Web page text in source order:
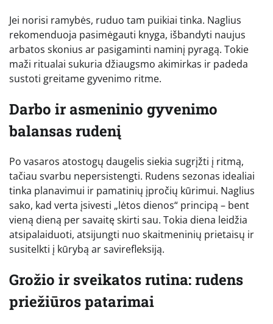
Jei norisi ramybės, ruduo tam puikiai tinka. Naglius
rekomenduoja pasimėgauti knyga, išbandyti naujus
arbatos skonius ar pasigaminti naminį pyragą. Tokie
maži ritualai sukuria džiaugsmo akimirkas ir padeda
sustoti greitame gyvenimo ritme.
Darbo ir asmeninio gyvenimo
balansas rudenį
Po vasaros atostogų daugelis siekia sugrįžti į ritmą,
tačiau svarbu nepersistengti. Rudens sezonas idealiai
tinka planavimui ir pamatinių įpročių kūrimui. Naglius
sako, kad verta įsivesti „lėtos dienos“ principą – bent
vieną dieną per savaitę skirti sau. Tokia diena leidžia
atsipalaiduoti, atsijungti nuo skaitmeninių prietaisų ir
susitelkti į kūrybą ar savirefleksiją.
Grožio ir sveikatos rutina: rudens
priežiūros patarimai